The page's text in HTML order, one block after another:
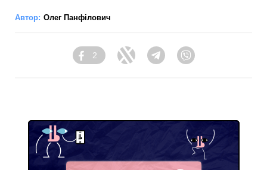
Автор: Олег Панфілович
Facebook
2
Twitter Telegram